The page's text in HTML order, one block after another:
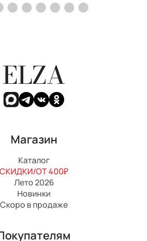
ELZA
Магазин
Каталог
СКИДКИ/ОТ 400₽
Лето 2026
Новинки
Скоро в продаже